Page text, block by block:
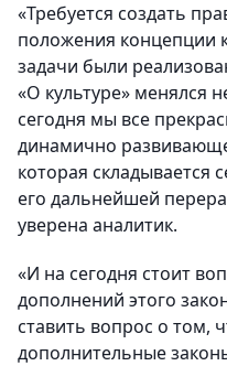
«Требуется создать
положения концепции
задачи были
«О культуре» менялся
сегодня мы все
динамично
которая складывается
его дальнейшей
уверена аналитик.
«И на сегодня стоит
дополнений этого
ставить вопрос о том,
дополнительные